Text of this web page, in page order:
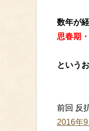
数年が
思春期
という
前回 反
2016年